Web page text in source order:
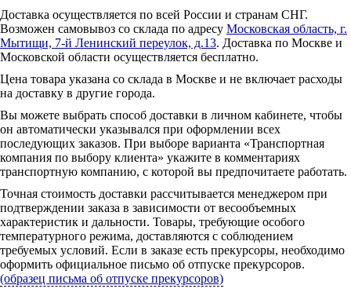
Доставка осуществляется по всей России и странам СНГ.
Возможен самовывоз со склада по адресу Московская область, г.
Мытищи, 7-й Ленинский переулок, д.13. Доставка по Москве и
Московской области осуществляется бесплатно.
Цена товара указана со склада в Москве и не включает расходы
на доставку в другие города.
Вы можете выбрать способ доставки в личном кабинете, чтобы
он автоматически указывался при оформлении всех
последующих заказов. При выборе варианта «Транспортная
компания по выбору клиента» укажите в комментариях
транспортную компанию, с которой вы предпочитаете работать.
Точная стоимость доставки рассчитывается менеджером при
подтверждении заказа в зависимости от весообъемных
характеристик и дальности. Товары, требующие особого
температурного режима, доставляются с соблюдением
требуемых условий. Если в заказе есть прекурсоры, необходимо
оформить официальное письмо об отпуске прекурсоров.
(образец письма об отпуске прекурсоров)